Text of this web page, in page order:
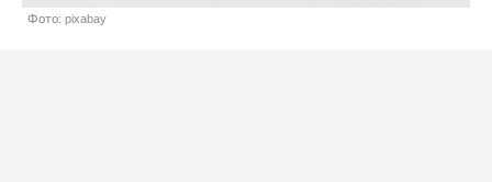
Фото: pixabay